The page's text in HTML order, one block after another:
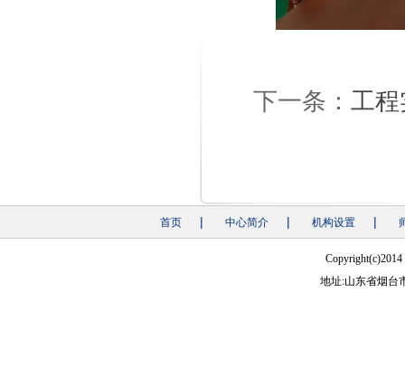
下一条： 工
首页 | 中心简介 | 机构设置 |
地址:山东省烟台